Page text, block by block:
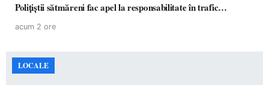
Polițiștii sătmăreni fac apel la responsabilitate în trafic…
acum 2 ore
LOCALE